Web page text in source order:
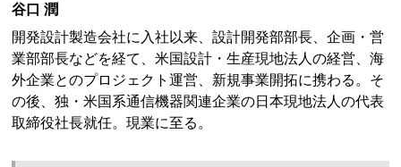
谷口 潤
開発設計製造会社に入社以来、設計開発部部長、企画・営
業部部長などを経て、米国設計・生産現地法人の経営、海
外企業とのプロジェクト運営、新規事業開拓に携わる。そ
の後、独・米国系通信機器関連企業の日本現地法人の代表
取締役社長就任。現業に至る。